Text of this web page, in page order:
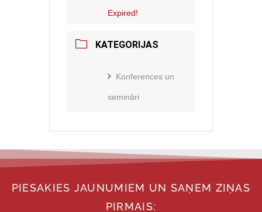
Expired!
KATEGORIJAS
Konferences un
semināri
PIESAKIES JAUNUMIEM UN SAŅEM ZIŅAS
PIRMAIS: